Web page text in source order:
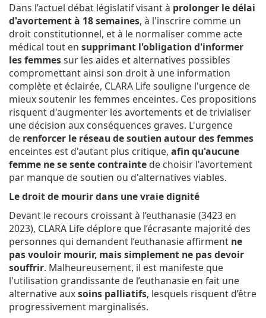
Dans l’actuel débat législatif visant à prolonger le délai
d'avortement à 18 semaines, à l'inscrire comme un
droit constitutionnel, et à le normaliser comme acte
médical tout en supprimant l'obligation d'informer
les femmessur les aides et alternatives possibles
compromettant ainsi son droit à une information
complète et éclairée, CLARA Life souligne l'urgence de
mieux soutenir les femmes enceintes. Ces propositions
risquent d'augmenter les avortements et de trivialiser
une décision aux conséquences graves. L'urgence
de renforcer le réseau de soutien autour des femmes
enceintes est d'autant plus critique, afin qu'aucune
femme ne se sente contraintede choisir l'avortement
par manque de soutien ou d'alternatives viables.
Le droit de mourir dans une vraie dignité
Devant le recours croissant à l’euthanasie (3423 en
2023), CLARA Life déplore que l’écrasante majorité des
personnes qui demandent l’euthanasie affirment ne
pas vouloir mourir, mais simplement ne pas devoir
souffrir. Malheureusement, il est manifeste que
l'utilisation grandissante de l’euthanasie en fait une
alternative auxsoins palliatifs, lesquels risquent d’être
progressivement marginalisés.